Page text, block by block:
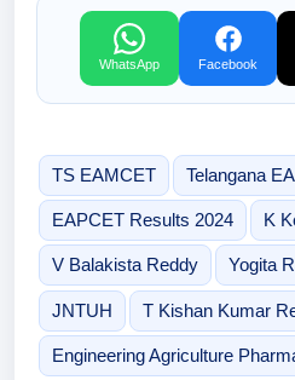
WhatsApp Facebook
TS EAMCET Telangana
EAPCET Results 2024 K
V Balakista Reddy Yogita
JNTUH T Kishan Kumar
Engineering Agriculture